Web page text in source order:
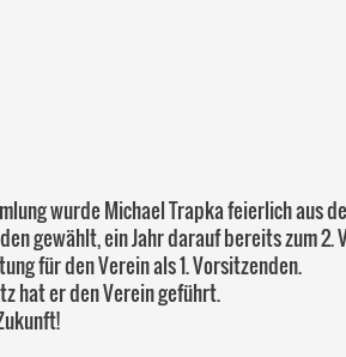
wurde Michael Trapka feierlich aus
gewählt, ein Jahr darauf bereits zum
für den Verein als 1. Vorsitzenden.
hat er den Verein geführt.